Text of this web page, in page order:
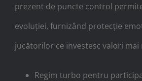
prezent de puncte control
evoluției, furnizând protecție
jucătorilor ce investesc valori mai
Regim turbo pentru